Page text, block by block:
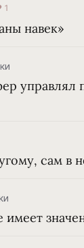
1
навек»
управлял
сам в